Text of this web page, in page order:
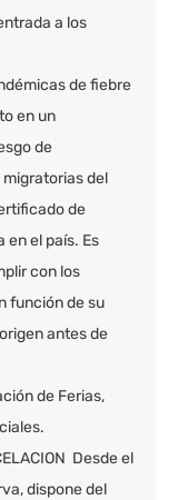
a los
de fiebre
en un
de
del
de
el país. Es
con los
función de su
antes de
de Ferias,
Desde el
dispone del